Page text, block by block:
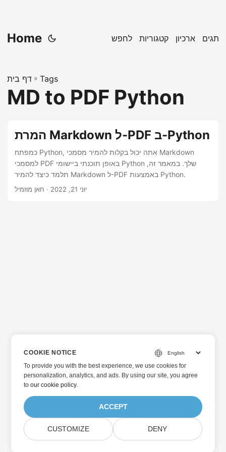
Home לחפש קטגוריות ארכיון תגים
דף בית » Tags
MD to PDF Python
המרת Markdown ל-PDF ב-Python
כמפתח Python, אתה יכול בקלות להמיר מסמכי Markdown
למסמכי PDF באופן תוכנתי ביישומי Python שלך. במאמר זה,
תלמד כיצד להמיר Markdown ל-PDF באמצעות Python.
יוני 21, 2022 · חאן מוזמיל
COOKIE NOTICE
To provide you with the best experience, we use cookies for
personalization, analytics, and ads. By using our site, you agree
toour cookie policy.
ACCEPT
CUSTOMIZE DENY